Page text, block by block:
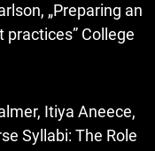
„Preparing an
College
Itiya Aneece,
Syllabi: The Role